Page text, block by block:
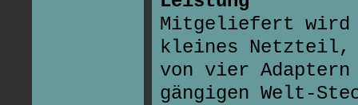
Mitgeliefert wird
kleines Netzteil,
von vier
gängigen Welt-